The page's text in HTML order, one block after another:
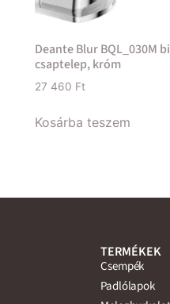
Deante Blur BQL_030M
csaptelep, króm
27 460 Ft
Kosárba teszem
TERMÉKEK
Csempék
Padlólapok